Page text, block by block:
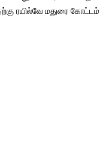
ரயில்வே மதுரை கோட்டம்